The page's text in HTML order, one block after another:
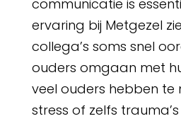
communicatie is
ervaring bij Metgezel
collega’s soms snel
ouders omgaan met
veel ouders hebben te
stress of zelfs